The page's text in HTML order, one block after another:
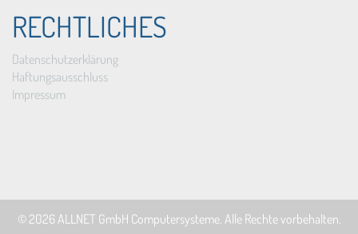
RECHTLICHES
Datenschutzerklärung
Haftungsausschluss
Impressum
© 2026ALLNET GmbH Computersysteme. Alle Rechte vorbehalten.